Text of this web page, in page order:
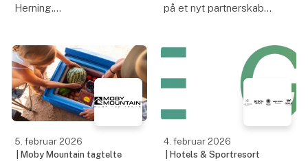
Herning.
– kendt for kvalitet,
komfort og frihed på
farten. Se premieren på
vores nye video med
Thomas Rode og
på et nyt partnerskab
rejseglæde, frihed og
fællesskab i centrum.
Messecenter slår
5. februar 2026
| Moby Mountain tagtelte
4. februar 2026
| Hotels & Sportresort